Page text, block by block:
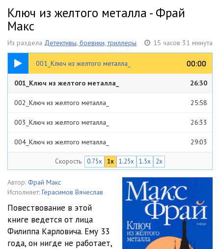
Ключ из жeлтого металла - Фрай
Макс
Из раздела Детективы, боевики, триллеры 15 часов 31 минута
001_Ключ из желтого металла_ 00:00
00:00
26:30
001_Ключ из желтого металла_ 26:30
002_Ключ из желтого металла_ 25:58
003_Ключ из желтого металла_ 26:33
004_Ключ из желтого металла_ 29:03
005_Ключ из желтого металла_
006_Ключ из желтого металла_
25:24
008_Ключ из желтого металла_ 24:57
009_Ключ из желтого металла_ 25:49
Скорость 0.75x 1x 1.25x 1.5x 2x
Автор: Фрай Макс
Исполняет: Герасимов Вячеслав
Повествование в этой
книге ведется от лица
Филиппа Карловича. Ему 33
года, он нигде не работает,